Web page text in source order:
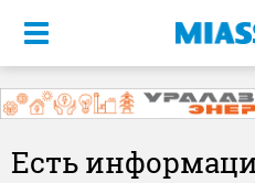
Меню
Есть